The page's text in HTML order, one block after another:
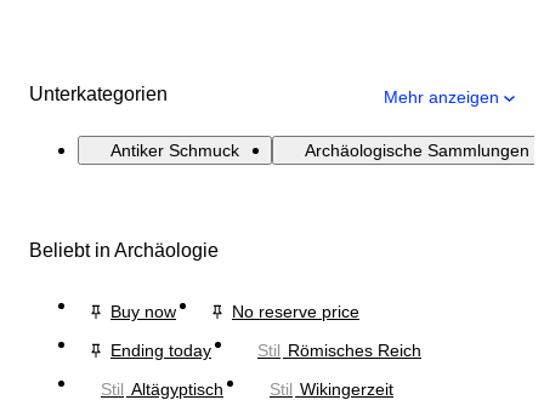
Unterkategorien Mehr anzeigen
Antiker Schmuck Archäologische Sammlungen
Beliebt in Archäologie
Buy now
No reserve price
Ending today
Stil Römisches Reich
Stil Altägyptisch Stil Wikingerzeit